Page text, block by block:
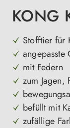
KONG
Stofftier für
angepasste
mit Federn
zum Jagen,
befüllt mit
zufällige